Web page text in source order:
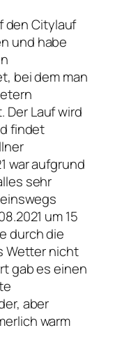
den Citylauf
und habe
bei dem man
Der Lauf wird
findet
war aufgrund
sehr
um 15
durch die
Wetter nicht
gab es einen
aber
warm